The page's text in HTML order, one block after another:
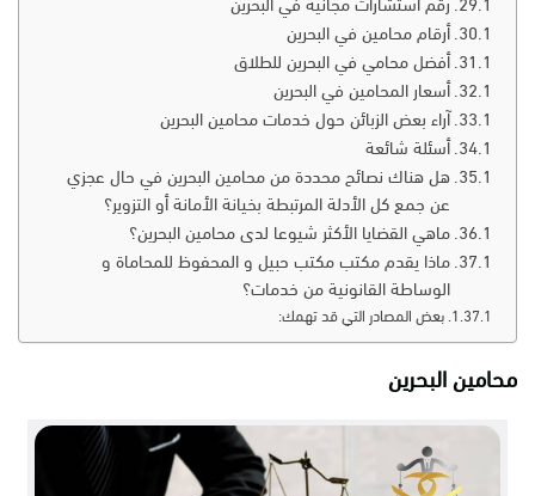
أرقام محامين في البحرين
أفضل محامي في البحرين للطلاق
أسعار المحامين في البحرين
آراء بعض الزبائن حول خدمات محامين البحرين
أسئلة شائعة
هل هناك نصائح محددة من محامين البحرين في حال عجزي
عن جمع كل الأدلة المرتبطة بخيانة الأمانة أو التزوير؟
ماهي القضايا الأكثر شيوعا لدى محامين البحرين؟
ماذا يقدم مكتب مكتب حبيل و المحفوظ للمحاماة و
الوساطة القانونية من خدمات؟
بعض المصادر التي قد تهمك:
محامين البحرين